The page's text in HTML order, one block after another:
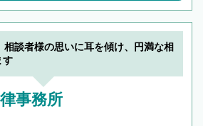
相談者様の思いに耳を傾け、円満な相
す
事務所